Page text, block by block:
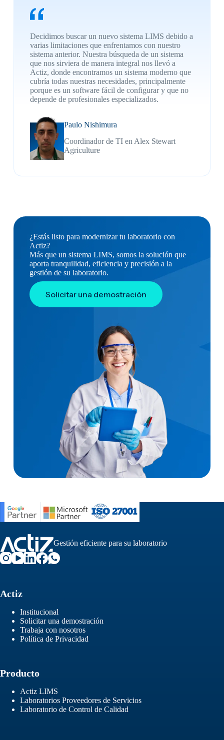
Decidimos buscar un nuevo sistema LIMS debido a
varias limitaciones que enfrentamos con nuestro
sistema anterior. Nuestra búsqueda de un sistema
que nos sirviera de manera integral nos llevó a
Actiz, donde encontramos un sistema moderno que
cubría todas nuestras necesidades, principalmente
porque es un software fácil de configurar y que no
depende de profesionales especializados.
Paulo Nishimura
Coordinador de TI en Alex Stewart
Agriculture
¿Estás listo para modernizar tu laboratorio con
Actiz?
Más que un sistema LIMS, somos la solución que
aporta tranquilidad, eficiencia y precisión a la
gestión de su laboratorio.
Solicitar una demostración
Gestión eficiente para su laboratorio
Actiz
Institucional
Solicitar una demostración
Trabaja con nosotros
Política de Privacidad
Producto
Actiz LIMS
Laboratorios Proveedores de Servicios
Laboratorio de Control de Calidad